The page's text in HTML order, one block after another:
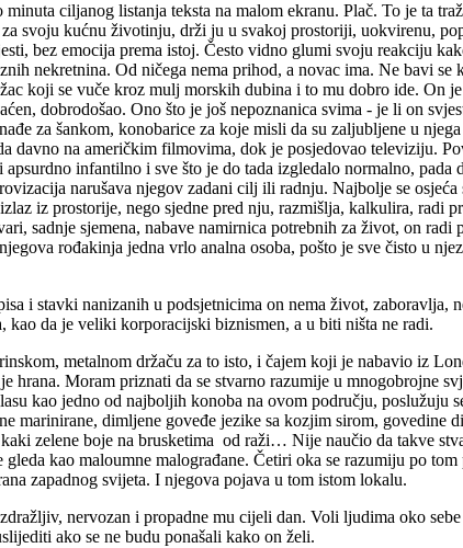
ciljanog listanja teksta na malom ekranu. Plač. To je ta
svoju kućnu životinju, drži ju u svakoj prostoriji, uokvirenu,
bez emocija prema istoj. Često vidno glumi svoju reakciju
nekretnina. Od ničega nema prihod, a novac ima. Ne bavi
koji se vuče kroz mulj morskih dubina i to mu dobro ide. On
dobrodošao. Ono što je još nepoznanica svima - je li on
za šankom, konobarice za koje misli da su zaljubljene u
na američkim filmovima, dok je posjedovao televiziju.
apsurdno infantilno i sve što je do tada izgledalo normalno,
narušava njegov zadani cilj ili radnju. Najbolje se
iz prostorije, nego sjedne pred nju, razmišlja, kalkulira,
sadnje sjemena, nabave namirnica potrebnih za život, on
rođakinja jedna vrlo analna osoba, pošto je sve čisto u
i stavki nanizanih u podsjetnicima on nema život,
kao da je veliki korporacijski biznismen, a u biti ništa ne radi.
metalnom držaču za to isto, i čajem koji je nabavio iz
hrana. Moram priznati da se stvarno razumije u mnogobrojne
kao jedno od najboljih konoba na ovom području, poslužuju
marinirane, dimljene goveđe jezike sa kozjim sirom, govedine
zelene boje na brusketima od raži… Nije naučio da takve
kao maloumne malograđane. Četiri oka se razumiju po
zapadnog svijeta. I njegova pojava u tom istom lokalu.
nervozan i propadne mu cijeli dan. Voli ljudima oko
ako se ne budu ponašali kako on želi.